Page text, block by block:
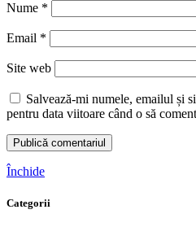
Nume *
Email *
Site web
Salvează-mi numele, emailul și
pentru data viitoare când o să
Închide
Categorii